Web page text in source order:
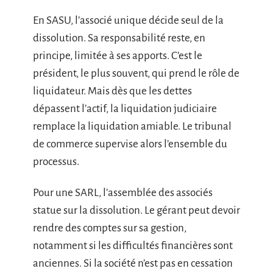
En SASU, l’associé unique décide seul de la
dissolution. Sa responsabilité reste, en
principe, limitée à ses apports. C’est le
président, le plus souvent, qui prend le rôle de
liquidateur. Mais dès que les dettes
dépassent l’actif, la liquidation judiciaire
remplace la liquidation amiable. Le tribunal
de commerce supervise alors l’ensemble du
processus.
Pour une SARL, l’assemblée des associés
statue sur la dissolution. Le gérant peut devoir
rendre des comptes sur sa gestion,
notamment si les difficultés financières sont
anciennes. Si la société n’est pas en cessation